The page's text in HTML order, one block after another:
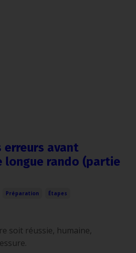
erreurs avant
longue rando (partie
Préparation Étapes
soit réussie, humaine,